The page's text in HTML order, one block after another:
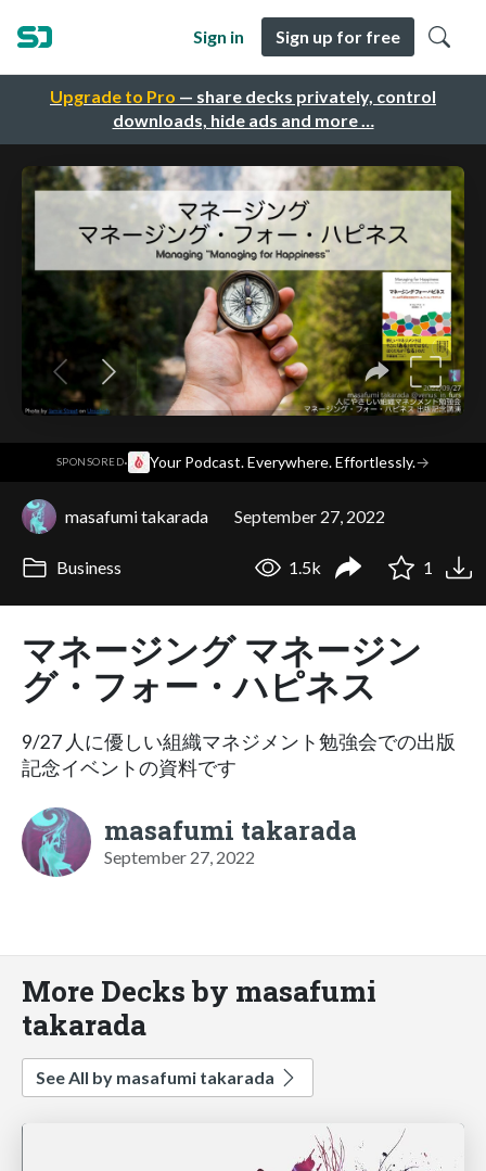
Upgrade to Pro — share decks privately, control
downloads, hide ads and more …
Sign in Sign up for free
SPONSORED· Your Podcast. Everywhere. Effortlessly.→
masafumi takarada September 27, 2022
Business 1.5k 1
マネージング マネージン
グ・フォー・ハピネス
9/27 人に優しい組織マネジメント勉強会での出版
記念イベントの資料です
masafumi takarada
September 27, 2022
More Decks by masafumi
takarada
See All by masafumi takarada